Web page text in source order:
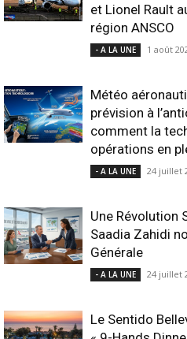
et Lionel Rault
région ANSCO
- A LA UNE 1 août
Météo
prévision à
comment la
opérations en
- A LA UNE 24 juillet
Une Révolution
Saadia Zahidi
Générale
- A LA UNE 24 juillet
Le Sentido